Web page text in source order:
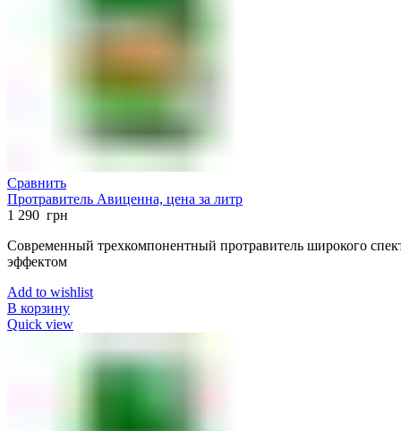
Сравнить
Протравитель Авиценна, цена за литр
1 290 грн
Современный трехкомпонентный протравитель широкого
эффектом
Add to wishlist
В корзину
Quick view